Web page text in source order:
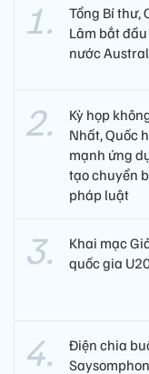
Tổng Bí thư,
Lâm bắt
nước
Kỳ họp
Nhất, Quốc
mạnh ứng
tạo chuyển
pháp luật
Khai mạc
quốc gia
Điện chia